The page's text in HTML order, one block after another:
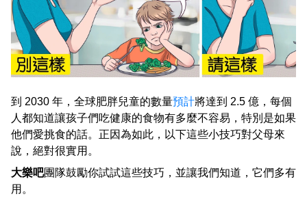
到 2030 年，全球肥胖兒童的數量預計將達到 2.5 億，每個
人都知道讓孩子們吃健康的食物有多麼不容易，特別是如果
他們愛挑食的話。正因為如此，以下這些小技巧對父母來
說，絕對很實用。
大樂吧團隊鼓勵你試試這些技巧，並讓我們知道，它們多有
用。